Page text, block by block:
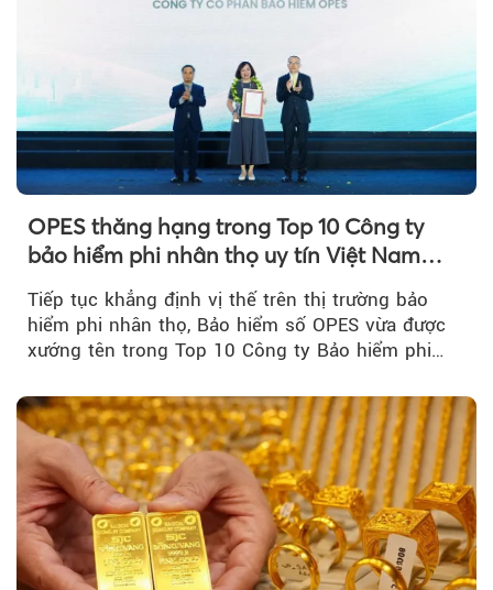
OPES thăng hạng trong Top 10 Công ty
bảo hiểm phi nhân thọ uy tín Việt Nam
2026
Tiếp tục khẳng định vị thế trên thị trường bảo
hiểm phi nhân thọ, Bảo hiểm số OPES vừa được
xướng tên trong Top 10 Công ty Bảo hiểm phi